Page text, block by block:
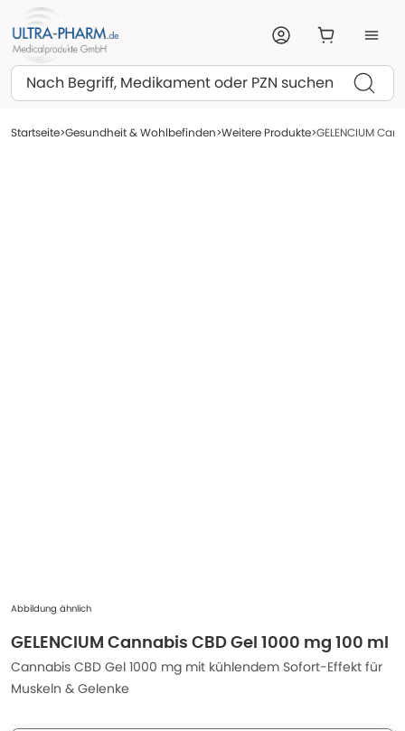
Suchen
Startseite Gesundheit & Wohlbefinden Weitere Produkte GELENCIUM
Abbildung ähnlich
GELENCIUM Cannabis CBD Gel 1000 mg 100 ml
Cannabis CBD Gel 1000 mg mit kühlendem Sofort-Effekt für
Muskeln & Gelenke